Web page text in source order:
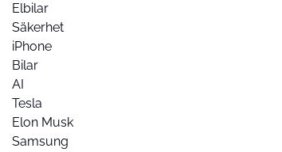
Elbilar
Säkerhet
iPhone
Bilar
AI
Tesla
Elon Musk
Samsung